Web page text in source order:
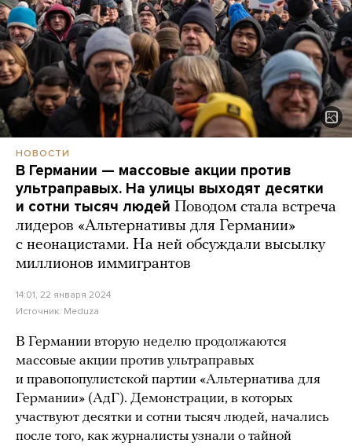
НОВОСТИ
В Германии — массовые акции против
ультраправых. На улицы выходят десятки
и сотни тысяч людей Поводом стала встреча
лидеров «Альтернативы для Германии»
с неонацистами. На ней обсуждали высылку
миллионов иммигрантов
14:01, 22 января 2024
Источник: Meduza
В Германии вторую неделю продолжаются
массовые акции против ультраправых
и правопопулистской партии «Альтернатива для
Германии» (АдГ). Демонстрации, в которых
участвуют десятки и сотни тысяч людей, начались
после того, как журналисты узнали о тайной